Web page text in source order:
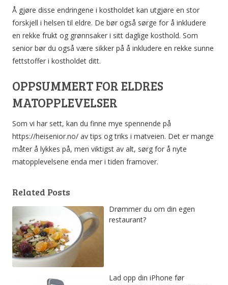
Å gjøre disse endringene i kostholdet kan utgjøre en stor
forskjell i helsen til eldre. De bør også sørge for å inkludere
en rekke frukt og grønnsaker i sitt daglige kosthold. Som
senior bør du også være sikker på å inkludere en rekke sunne
fettstoffer i kostholdet ditt.
OPPSUMMERT FOR ELDRES
MATOPPLEVELSER
Som vi har sett, kan du finne mye spennende på
https://heisenior.no/ av tips og triks i matveien. Det er mange
måter å lykkes på, men viktigst av alt, sørg for å nyte
matopplevelsene enda mer i tiden framover.
Related Posts
Drømmer du om din egen
restaurant?
Lad opp din iPhone før